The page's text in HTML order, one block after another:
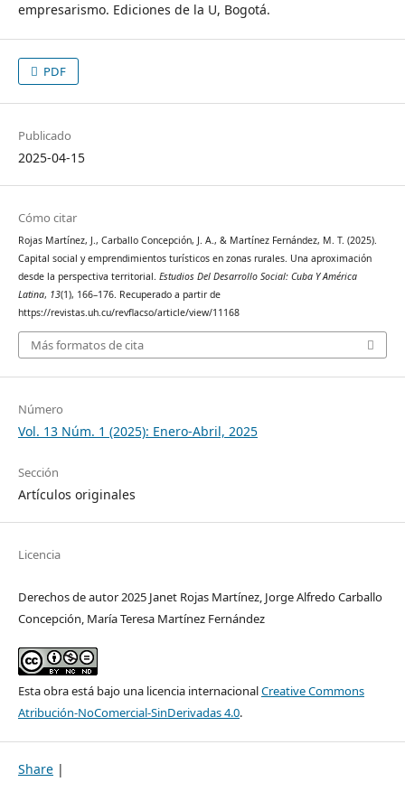
empresarismo. Ediciones de la U, Bogotá.
PDF
Publicado
2025-04-15
Cómo citar
Rojas Martínez, J., Carballo Concepción, J. A., & Martínez Fernández, M. T. (2025).
Capital social y emprendimientos turísticos en zonas rurales. Una aproximación
desde la perspectiva territorial. Estudios Del Desarrollo Social: Cuba Y América
Latina, 13(1), 166–176. Recuperado a partir de
https://revistas.uh.cu/revflacso/article/view/11168
Más formatos de cita
Número
Vol. 13 Núm. 1 (2025): Enero-Abril, 2025
Sección
Artículos originales
Licencia
Derechos de autor 2025 Janet Rojas Martínez, Jorge Alfredo Carballo
Concepción, María Teresa Martínez Fernández
Esta obra está bajo una licencia internacionalCreative Commons
Atribución-NoComercial-SinDerivadas 4.0.
Share |